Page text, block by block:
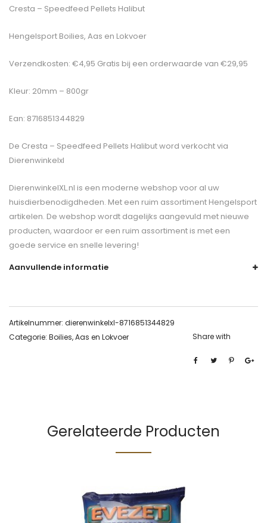
Cresta – Speedfeed Pellets Halibut
Hengelsport Boilies, Aas en Lokvoer
Verzendkosten: €4,95 Gratis bij een orderwaarde van €29,95
Kleur: 20mm – 800gr
Ean: 8716851344829
De Cresta – Speedfeed Pellets Halibutword verkocht via
Dierenwinkelxl
DierenwinkelXL.nl is een moderne webshop voor al uw
huisdierbenodigdheden. Met een ruim assortiment Hengelsport
artikelen. De webshop wordt dagelijks aangevuld met nieuwe
producten, waardoor er een ruim assortiment is met een
goede service en snelle levering!
Aanvullende informatie
Artikelnummer: dierenwinkelxl-8716851344829
Categorie: Boilies, Aas en Lokvoer Share with
Gerelateerde Producten